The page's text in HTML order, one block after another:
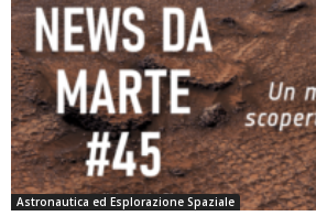
Astronautica ed Esplorazione Spaziale